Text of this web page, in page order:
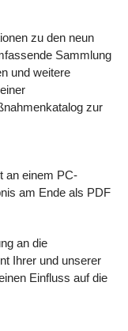
zu den neun
Sammlung
und weitere
zur
an einem PC-
am Ende als PDF
an die
Ihrer und unserer
Einfluss auf die